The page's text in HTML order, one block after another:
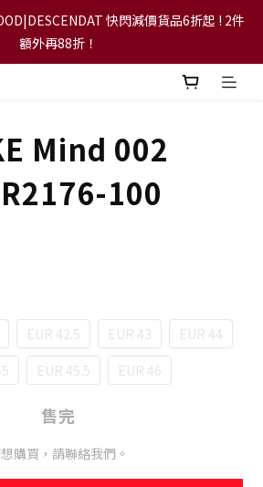
兩件指定現貨產品即享88折】
快閃減價貨品6折起 ! 2件
額外再88折！
次消費將可獲禮金回贈下一次使用！】
兩件指定現貨產品即享88折】
Mind 002
100
EUR 42.5 EUR 43
EUR 44
EUR 45.5 EUR 46
售完
購買，請聯絡我們。